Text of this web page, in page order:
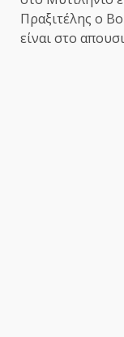
Πραξιτέλης ο
είναι στο